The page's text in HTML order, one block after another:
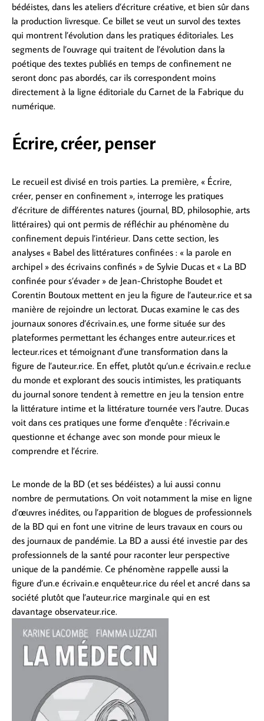
bédéistes, dans les ateliers d’écriture créative, et bien sûr dans
la production livresque. Ce billet se veut un survol des textes
qui montrent l’évolution dans les pratiques éditoriales. Les
segments de l’ouvrage qui traitent de l’évolution dans la
poétique des textes publiés en temps de confinement ne
seront donc pas abordés, car ils correspondent moins
directement à la ligne éditoriale du Carnet de la Fabrique du
numérique.
Écrire, créer, penser
Le recueil est divisé en trois parties. La première, « Écrire,
créer, penser en confinement », interroge les pratiques
d’écriture de différentes natures (journal, BD, philosophie, arts
littéraires) qui ont permis de réfléchir au phénomène du
confinement depuis l’intérieur. Dans cette section, les
analyses « Babel des littératures confinées : « la parole en
archipel » des écrivains confinés » de Sylvie Ducas et « La BD
confinée pour s’évader » de Jean-Christophe Boudet et
Corentin Boutoux mettent en jeu la figure de l’auteur.rice et sa
manière de rejoindre un lectorat. Ducas examine le cas des
journaux sonores d’écrivain.es, une forme située sur des
plateformes permettant les échanges entre auteur.rices et
lecteur.rices et témoignant d’une transformation dans la
figure de l’auteur.rice. En effet, plutôt qu’un.e écrivain.e reclu.e
du monde et explorant des soucis intimistes, les pratiquants
du journal sonore tendent à remettre en jeu la tension entre
la littérature intime et la littérature tournée vers l’autre. Ducas
voit dans ces pratiques une forme d’enquête : l’écrivain.e
questionne et échange avec son monde pour mieux le
comprendre et l’écrire.
Le monde de la BD (et ses bédéistes) a lui aussi connu
nombre de permutations. On voit notamment la mise en ligne
d’œuvres inédites, ou l’apparition de blogues de professionnels
de la BD qui en font une vitrine de leurs travaux en cours ou
des journaux de pandémie. La BD a aussi été investie par des
professionnels de la santé pour raconter leur perspective
unique de la pandémie. Ce phénomène rappelle aussi la
figure d’un.e écrivain.e enquêteur.rice du réel et ancré dans sa
société plutôt que l’auteur.rice marginal.e qui en est
davantage observateur.rice.